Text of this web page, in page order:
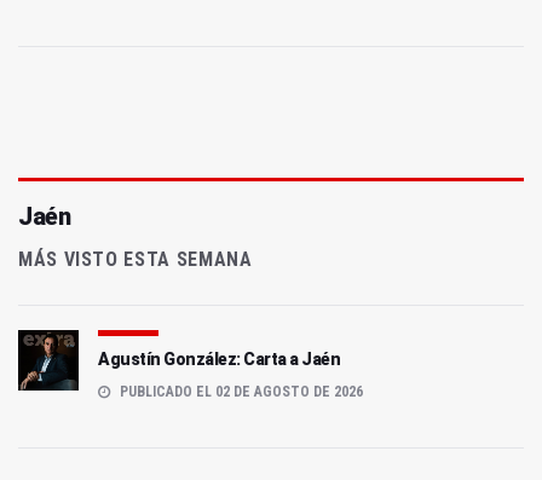
Jaén
MÁS VISTO ESTA SEMANA
Agustín González: Carta a Jaén
PUBLICADO EL 02 DE AGOSTO DE 2026